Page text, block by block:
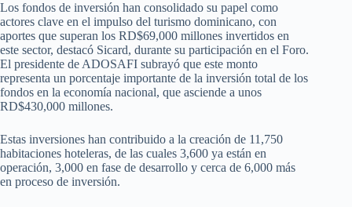
Los fondos de inversión han consolidado su papel como
actores clave en el impulso del turismo dominicano, con
aportes que superan los RD$69,000 millones invertidos en
este sector, destacó Sicard, durante su participación en el Foro.
El presidente de ADOSAFI subrayó que este monto
representa un porcentaje importante de la inversión total de los
fondos en la economía nacional, que asciende a unos
RD$430,000 millones.
Estas inversiones han contribuido a la creación de 11,750
habitaciones hoteleras, de las cuales 3,600 ya están en
operación, 3,000 en fase de desarrollo y cerca de 6,000 más
en proceso de inversión.